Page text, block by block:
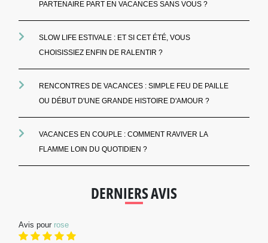
PARTENAIRE PART EN VACANCES SANS VOUS ?
SLOW LIFE ESTIVALE : ET SI CET ÉTÉ, VOUS
CHOISISSIEZ ENFIN DE RALENTIR ?
RENCONTRES DE VACANCES : SIMPLE FEU DE PAILLE
OU DÉBUT D'UNE GRANDE HISTOIRE D'AMOUR ?
VACANCES EN COUPLE : COMMENT RAVIVER LA
FLAMME LOIN DU QUOTIDIEN ?
DERNIERS AVIS
Avis pour rose